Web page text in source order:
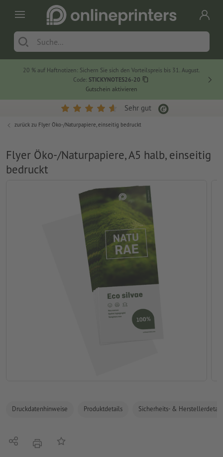
20 % auf Haftnotizen: Sichern Sie sich den Vorteilspreis bis 31. August.
Code: STICKYNOTES26-20
Gutschein aktivieren
Sehr gut
zurück zu Flyer Öko-/Naturpapiere, einseitig bedruckt
Flyer Öko-/Naturpapiere, A5 halb, einseitig
bedruckt
Druckdatenhinweise Produktdetails Sicherheits- &
Teilen DruckenAuf die Merkliste